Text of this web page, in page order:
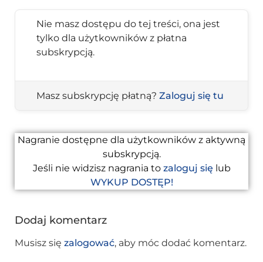
Nie masz dostępu do tej treści, ona jest
tylko dla użytkowników z płatna
subskrypcją.
Masz subskrypcję płatną? Zaloguj się tu
Nagranie dostępne dla użytkowników z aktywną
subskrypcją.
Jeśli nie widzisz nagrania to zaloguj się lub
WYKUP DOSTĘP!
Dodaj komentarz
Musisz się zalogować, aby móc dodać komentarz.